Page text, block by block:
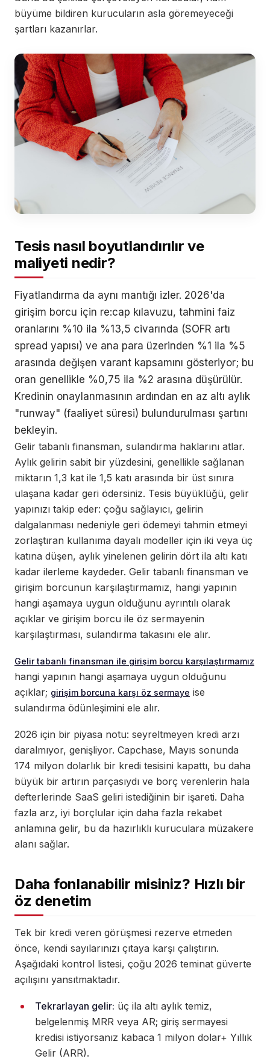
büyüme bildiren kurucuların asla göremeyeceği
şartları kazanırlar.
Tesis nasıl boyutlandırılır ve
maliyeti nedir?
Fiyatlandırma da aynı mantığı izler. 2026'da
girişim borcu için re:cap kılavuzu, tahmini faiz
oranlarını %10 ila %13,5 civarında (SOFR artı
spread yapısı) ve ana para üzerinden %1 ila %5
arasında değişen varant kapsamını gösteriyor; bu
oran genellikle %0,75 ila %2 arasına düşürülür.
Kredinin onaylanmasının ardından en az altı aylık
"runway" (faaliyet süresi) bulundurulması şartını
bekleyin.
Gelir tabanlı finansman, sulandırma haklarını atlar.
Aylık gelirin sabit bir yüzdesini, genellikle sağlanan
miktarın 1,3 kat ile 1,5 katı arasında bir üst sınıra
ulaşana kadar geri ödersiniz. Tesis büyüklüğü, gelir
yapınızı takip eder: çoğu sağlayıcı, gelirin
dalgalanması nedeniyle geri ödemeyi tahmin etmeyi
zorlaştıran kullanıma dayalı modeller için iki veya üç
katına düşen, aylık yinelenen gelirin dört ila altı katı
kadar ilerleme kaydeder. Gelir tabanlı finansman ve
girişim borcunun karşılaştırmamız, hangi yapının
hangi aşamaya uygun olduğunu ayrıntılı olarak
açıklar ve girişim borcu ile öz sermayenin
karşılaştırması, sulandırma takasını ele alır.
Gelir tabanlı finansman ile girişim borcu karşılaştırmamız
hangi yapının hangi aşamaya uygun olduğunu
açıklar; girişim borcuna karşı öz sermaye ise
sulandırma ödünleşimini ele alır.
2026 için bir piyasa notu: seyreltmeyen kredi arzı
daralmıyor, genişliyor. Capchase, Mayıs sonunda
174 milyon dolarlık bir kredi tesisini kapattı, bu daha
büyük bir artırın parçasıydı ve borç verenlerin hala
defterlerinde SaaS geliri istediğinin bir işareti. Daha
fazla arz, iyi borçlular için daha fazla rekabet
anlamına gelir, bu da hazırlıklı kuruculara müzakere
alanı sağlar.
Daha fonlanabilir misiniz? Hızlı bir
öz denetim
Tek bir kredi veren görüşmesi rezerve etmeden
önce, kendi sayılarınızı çıtaya karşı çalıştırın.
Aşağıdaki kontrol listesi, çoğu 2026 teminat güverte
açılışını yansıtmaktadır.
Tekrarlayan gelir: üç ila altı aylık temiz,
belgelenmiş MRR veya AR; giriş sermayesi
kredisi istiyorsanız kabaca 1 milyon dolar+ Yıllık
Gelir (ARR).